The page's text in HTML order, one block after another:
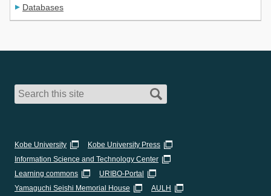
Databases
Kobe University
Kobe University Press
Information Science and Technology Center
Learning commons
URIBO-Portal
Yamaguchi Seishi Memorial House
AULH